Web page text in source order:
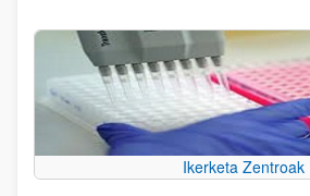
Ikerketa Zentroak